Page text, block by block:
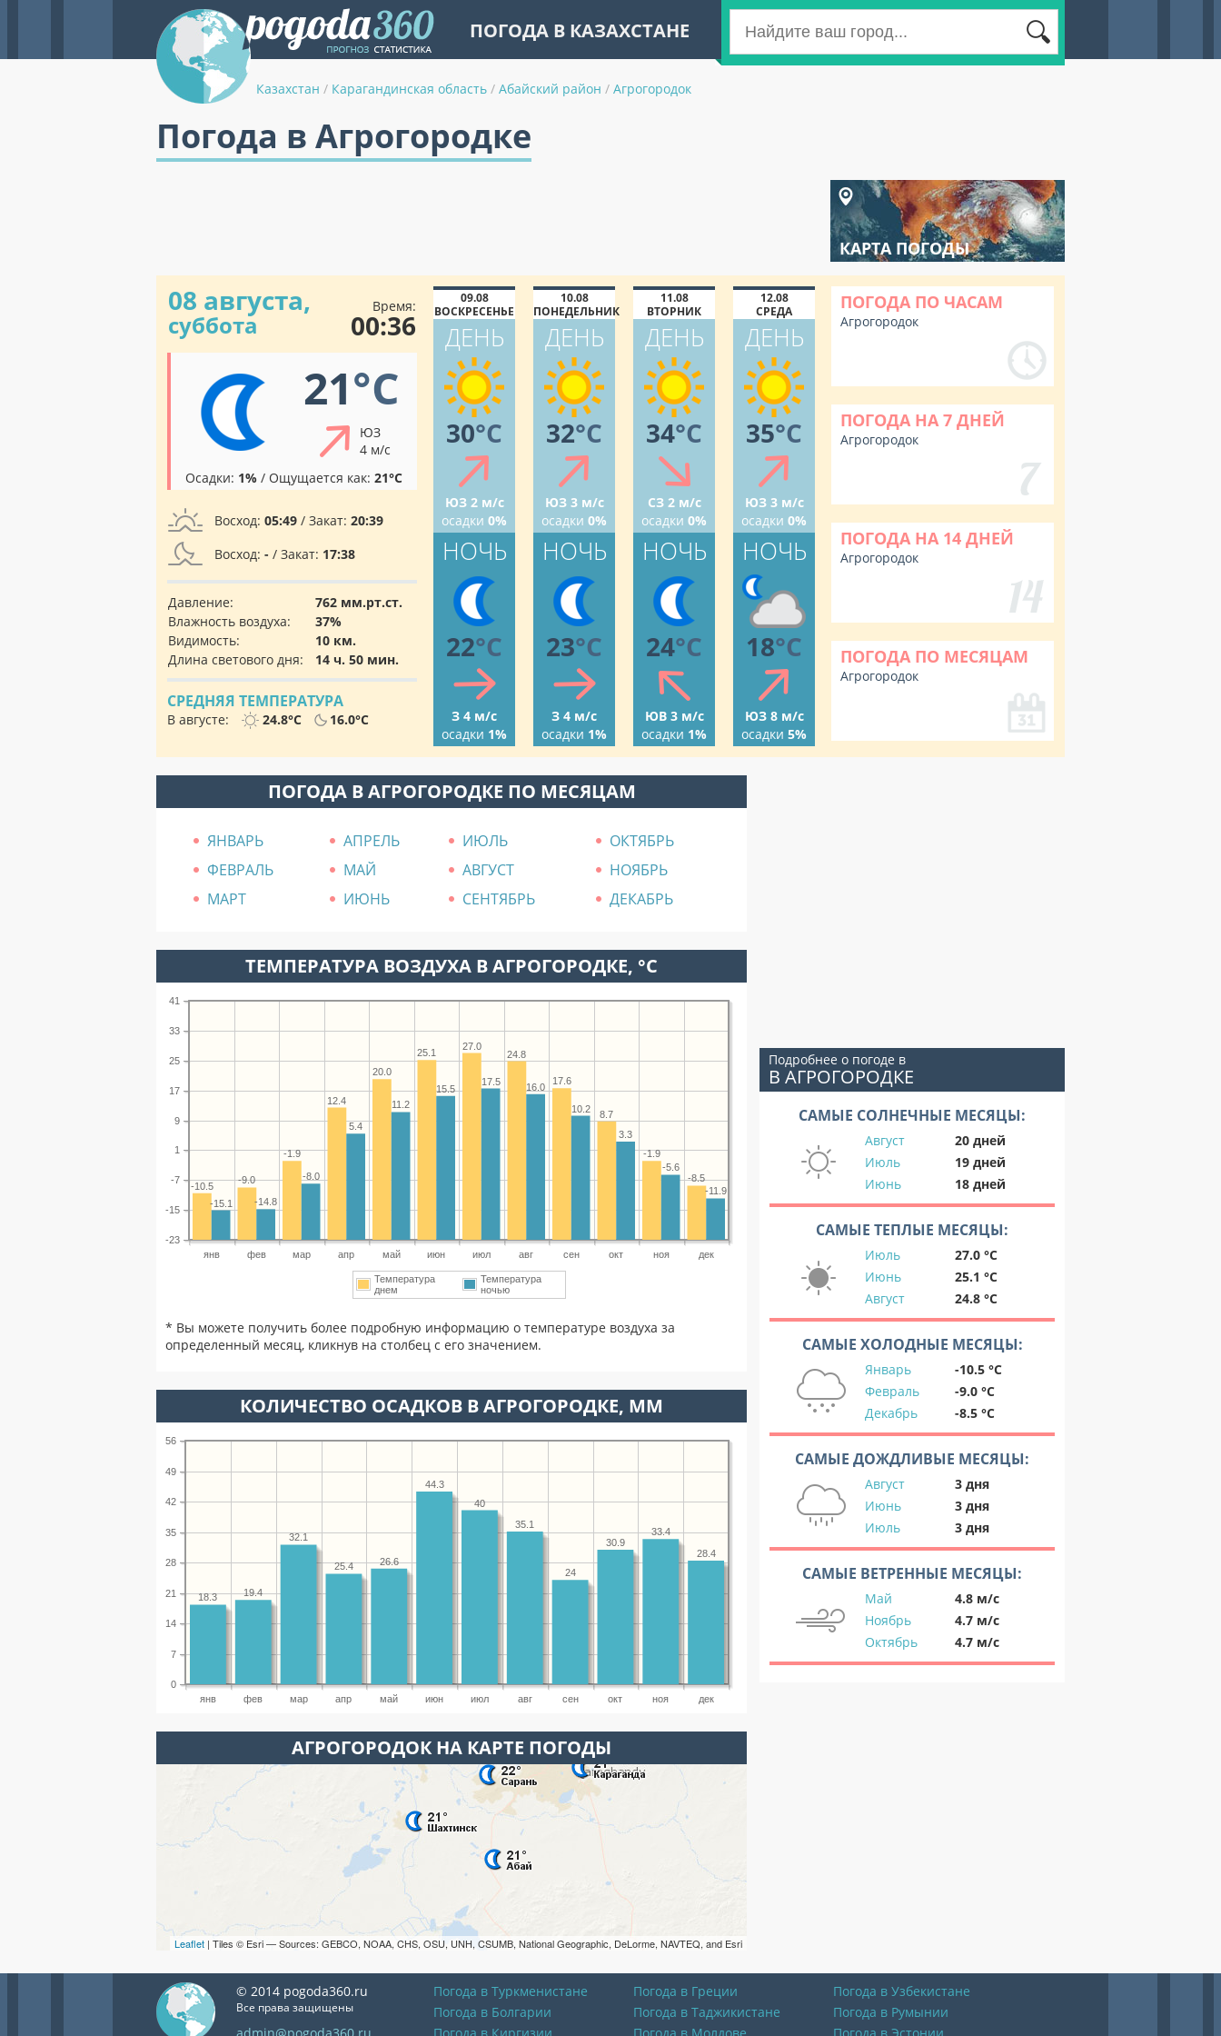
ПОГОДА В КАЗАХСТАНЕ
Казахстан / Карагандинская область / Абайский район / Агрогородок
Погода в Агрогородке
КАРТА ПОГОДЫ
08 августа,
суббота
Время:
00:36
21°C
ЮЗ
4 м/с
Осадки: 1% / Ощущается как: 21°C
Восход: 05:49 / Закат: 20:39
Восход: - / Закат: 17:38
Давление:
762 мм.рт.ст.
Влажность воздуха:
37%
Видимость:
10 км.
Длина светового дня:
14 ч. 50 мин.
СРЕДНЯЯ ТЕМПЕРАТУРА
В августе: 24.8°C 16.0°C
09.08
ВОСКРЕСЕНЬЕ
ДЕНЬ
30°C
ЮЗ 2 м/с
осадки 0%
НОЧЬ
22°C
З 4 м/с
осадки 1%
10.08
ПОНЕДЕЛЬНИК
ДЕНЬ
32°C
ЮЗ 3 м/с
осадки 0%
НОЧЬ
23°C
З 4 м/с
осадки 1%
11.08
ВТОРНИК
ДЕНЬ
34°C
СЗ 2 м/с
осадки 0%
НОЧЬ
24°C
ЮВ 3 м/с
осадки 1%
12.08
СРЕДА
ДЕНЬ
35°C
ЮЗ 3 м/с
осадки 0%
НОЧЬ
18°C
ЮЗ 8 м/с
осадки 5%
ПОГОДА ПО ЧАСАМ
Агрогородок
ПОГОДА НА 7 ДНЕЙ
Агрогородок
ПОГОДА НА 14 ДНЕЙ
Агрогородок
ПОГОДА ПО МЕСЯЦАМ
Агрогородок
ПОГОДА В АГРОГОРОДКЕ ПО МЕСЯЦАМ
ЯНВАРЬ АПРЕЛЬ ИЮЛЬ
ОКТЯБРЬ
ФЕВРАЛЬ
МАЙ АВГУСТ
НОЯБРЬ
МАРТ
ИЮНЬ СЕНТЯБРЬ ДЕКАБРЬ
ТЕМПЕРАТУРА ВОЗДУХА В АГРОГОРОДКЕ, °C
янв фев мар апр май июн июл авг сен окт ноя дек
-23
-15
-7
1
9
17
25
33
41
-8.5
-1.9
8.7
17.6
24.8
27.0
25.1
20.0
12.4
-1.9
-9.0
-10.5 -11.9
-5.6
3.3
10.2
16.0
17.5
15.5
11.2
5.4
-8.0
-14.8
-15.1
Температура
днем
Температура
ночью
* Вы можете получить более подробную информацию о температуре воздуха за
определенный месяц, кликнув на столбец с его значением.
КОЛИЧЕСТВО ОСАДКОВ В АГРОГОРОДКЕ, ММ
янв фев мар апр май июн июл авг сен окт ноя дек
0
7
14
21
28
35
42
49
56
28.4
33.4
30.9
24
35.1
40
44.3
26.6
25.4
32.1
19.4
18.3
АГРОГОРОДОК НА КАРТЕ ПОГОДЫ
Leaflet | Tiles © Esri — Sources: GEBCO, NOAA, CHS, OSU, UNH, CSUMB, National Geographic, DeLorme, NAVTEQ, and Esri
Подробнее о погоде в
В АГРОГОРОДКЕ
САМЫЕ СОЛНЕЧНЫЕ МЕСЯЦЫ:
Август
20 дней
Июль
19 дней
Июнь
18 дней
САМЫЕ ТЕПЛЫЕ МЕСЯЦЫ:
Июль
27.0 °C
Июнь
25.1 °C
Август
24.8 °C
САМЫЕ ХОЛОДНЫЕ МЕСЯЦЫ:
Январь
-10.5 °C
Февраль
-9.0 °C
Декабрь
-8.5 °C
САМЫЕ ДОЖДЛИВЫЕ МЕСЯЦЫ:
Август
3 дня
Июнь
3 дня
Июль
3 дня
САМЫЕ ВЕТРЕННЫЕ МЕСЯЦЫ:
Май
4.8 м/с
Ноябрь
4.7 м/с
Октябрь
4.7 м/с
© 2014 pogoda360.ru
Все права защищены
Погода в Туркменистане Погода в Греции
Погода в Узбекистане
Погода в Болгарии
Погода в Таджикистане
Погода в Румынии